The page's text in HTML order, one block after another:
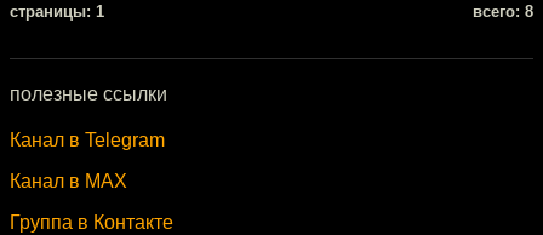
cтраницы: 1 всего: 8
полезные ссылки
Канал в Telegram
Канал в MAX
Группа в Контакте